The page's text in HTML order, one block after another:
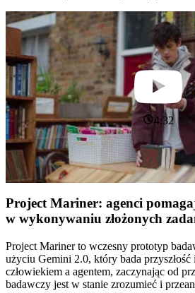
4:32
Project Mariner: agenci
w wykonywaniu złożonych
Project Mariner to wczesny prototyp
użyciu Gemini 2.0, który bada
człowiekiem a agentem, zaczynając od
badawczy jest w stanie zrozumieć i